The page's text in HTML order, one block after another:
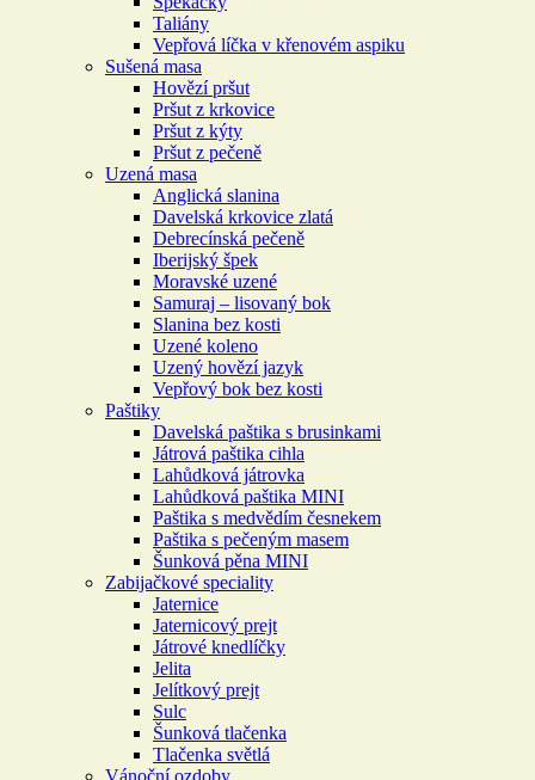
Taliány
Vepřová líčka v křenovém aspiku
Sušená masa
Hovězí pršut
Pršut z krkovice
Pršut z kýty
Pršut z pečeně
Uzená masa
Anglická slanina
Davelská krkovice zlatá
Debrecínská pečeně
Iberijský špek
Moravské uzené
Samuraj – lisovaný bok
Slanina bez kosti
Uzené koleno
Uzený hovězí jazyk
Vepřový bok bez kosti
Paštiky
Davelská paštika s brusinkami
Játrová paštika cihla
Lahůdková játrovka
Lahůdková paštika MINI
Paštika s medvědím česnekem
Paštika s pečeným masem
Šunková pěna MINI
Zabijačkové speciality
Jaternice
Jaternicový prejt
Játrové knedlíčky
Jelita
Jelítkový prejt
Sulc
Šunková tlačenka
Tlačenka světlá